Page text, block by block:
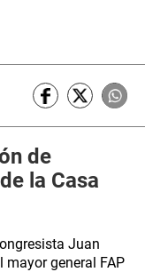
de
la Casa
Juan
mayor general FAP